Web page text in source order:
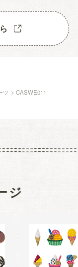
ツ >CASWE011
ジ